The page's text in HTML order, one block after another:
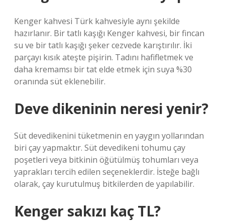
Kenger kahvesi Türk kahvesiyle aynı şekilde
hazırlanır. Bir tatlı kaşığı Kenger kahvesi, bir fincan
su ve bir tatlı kaşığı şeker cezvede karıştırılır. İki
parçayı kısık ateşte pişirin. Tadını hafifletmek ve
daha kremamsı bir tat elde etmek için suya %30
oranında süt eklenebilir.
Deve dikeninin neresi yenir?
Süt devedikenini tüketmenin en yaygın yollarından
biri çay yapmaktır. Süt devedikeni tohumu çay
poşetleri veya bitkinin öğütülmüş tohumları veya
yaprakları tercih edilen seçeneklerdir. İsteğe bağlı
olarak, çay kurutulmuş bitkilerden de yapılabilir.
Kenger sakızı kaç TL?